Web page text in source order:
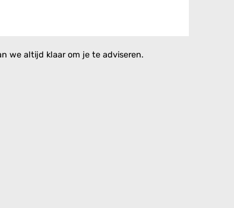
we altijd klaar om je te adviseren.